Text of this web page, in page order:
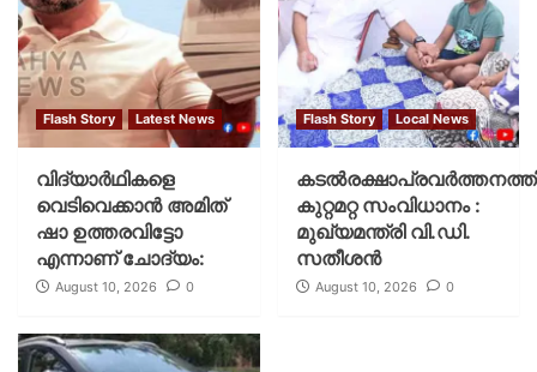
Flash Story Latest News
വിദ്യാര്‍ഥികളെ
വെടിവെക്കാന്‍ അമിത്
ഷാ ഉത്തരവിട്ടോ
എന്നാണ് ചോദ്യം:
August 10, 2026 0
Flash Story Local News
കുറ്റമറ്റ സംവിധാനം :
മുഖ്യമന്ത്രി വി.ഡി.
സതീശന്‍
August 10, 2026 0